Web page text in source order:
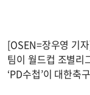
[OSEN=장우영 기
팀이 월드컵 조별리
‘PD수첩’이 대한축